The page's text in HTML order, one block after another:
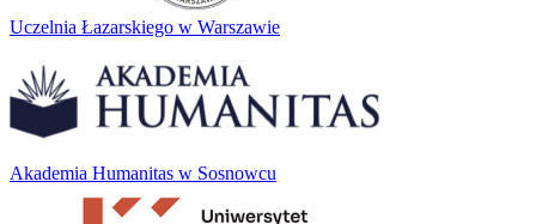
Uczelnia Łazarskiego w Warszawie
Akademia Humanitas w Sosnowcu